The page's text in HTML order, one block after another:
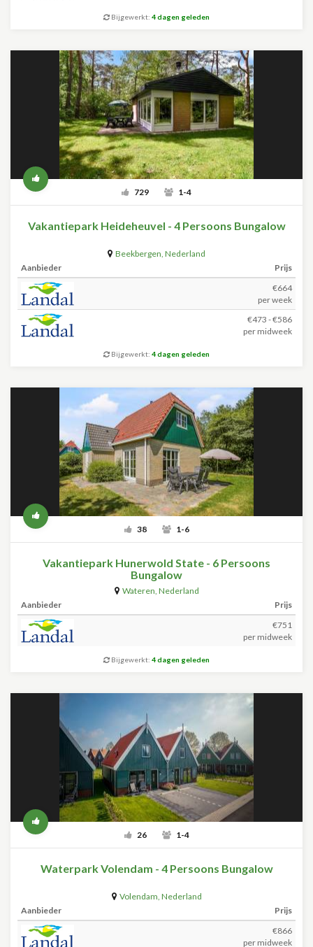
Bijgewerkt: 4 dagen geleden
729 1-4
Vakantiepark Heideheuvel - 4 Persoons Bungalow
Beekbergen, Nederland
Aanbieder
Prijs
€664
per week
€473 - €586
per midweek
Bijgewerkt: 4 dagen geleden
38 1-6
Vakantiepark Hunerwold State - 6 Persoons
Bungalow
Wateren, Nederland
Aanbieder
Prijs
€751
per midweek
Bijgewerkt: 4 dagen geleden
26 1-4
Waterpark Volendam - 4 Persoons Bungalow
Volendam, Nederland
Aanbieder
Prijs
€866
per midweek